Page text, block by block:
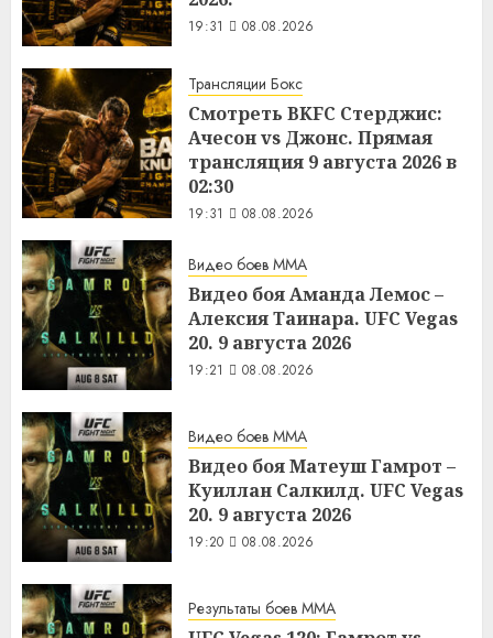
19:31 08.08.2026
Трансляции Бокс
Смотреть BKFC Стерджис:
Ачесон vs Джонс. Прямая
трансляция 9 августа 2026 в
02:30
19:31 08.08.2026
Видео боев MMA
Видео боя Аманда Лемос –
Алексия Таинара. UFC Vegas
20. 9 августа 2026
19:21 08.08.2026
Видео боев MMA
Видео боя Матеуш Гамрот –
Куиллан Салкилд. UFC Vegas
20. 9 августа 2026
19:20 08.08.2026
Результаты боев MMA